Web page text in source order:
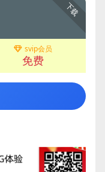
下载
svip会员
免费